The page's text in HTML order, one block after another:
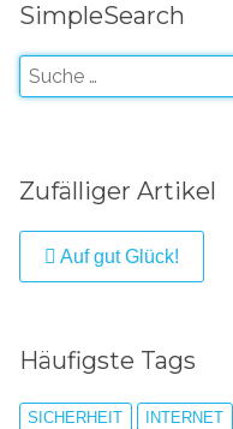
SimpleSearch
Zufälliger Artikel
Auf gut Glück!
Häufigste Tags
SICHERHEIT INTERNET